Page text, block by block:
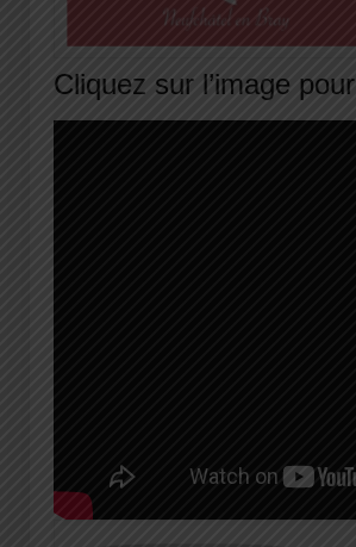
Cliquez sur l’image